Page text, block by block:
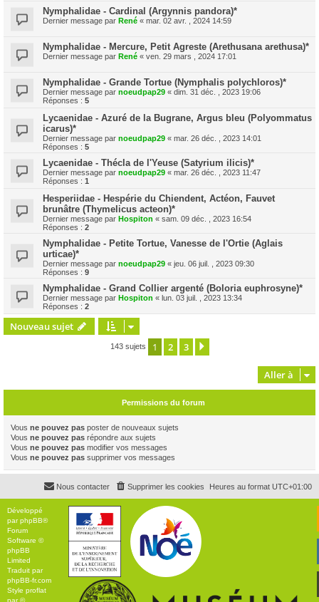
Nymphalidae - Cardinal (Argynnis pandora)*
Dernier message par René « mar. 02 avr. , 2024 14:59
Nymphalidae - Mercure, Petit Agreste (Arethusana arethusa)*
Dernier message par René « ven. 29 mars , 2024 17:01
Nymphalidae - Grande Tortue (Nymphalis polychloros)*
Dernier message par noeudpap29 « dim. 31 déc. , 2023 19:06
Réponses : 5
Lycaenidae - Azuré de la Bugrane, Argus bleu (Polyommatus
icarus)*
Dernier message par noeudpap29 « mar. 26 déc. , 2023 14:01
Réponses : 5
Lycaenidae - Thécla de l'Yeuse (Satyrium ilicis)*
Dernier message par noeudpap29 « mar. 26 déc. , 2023 11:47
Réponses : 1
Hesperiidae - Hespérie du Chiendent, Actéon, Fauvet
brunâtre (Thymelicus acteon)*
Dernier message par Hospiton « sam. 09 déc. , 2023 16:54
Réponses : 2
Nymphalidae - Petite Tortue, Vanesse de l'Ortie (Aglais
urticae)*
Dernier message par noeudpap29 « jeu. 06 juil. , 2023 09:30
Réponses : 9
Nymphalidae - Grand Collier argenté (Boloria euphrosyne)*
Dernier message par Hospiton « lun. 03 juil. , 2023 13:34
Réponses : 2
Nouveau sujet
143 sujets 1 2 3
Aller à
Permissions du forum
Vous ne pouvez pas poster de nouveaux sujets
Vous ne pouvez pas répondre aux sujets
Vous ne pouvez pas modifier vos messages
Vous ne pouvez pas supprimer vos messages
Heures au format UTC+01:00
Supprimer les cookies
Nous contacter
Développé
parphpBB®
Forum
Software ©
phpBB
Limited
Traduit par
phpBB-fr.com
Style proflat
par ©